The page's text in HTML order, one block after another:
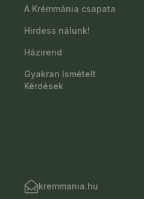
A Krémmánia csapata
Hirdess nálunk!
Házirend
Gyakran Ismételt
Kérdések
kremmania.hu